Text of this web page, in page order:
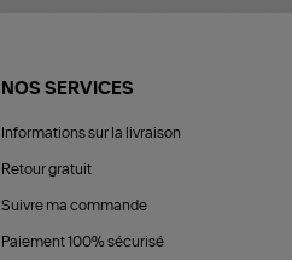
NOS SERVICES
Informations sur la livraison
Retour gratuit
Suivre ma commande
Paiement 100% sécurisé